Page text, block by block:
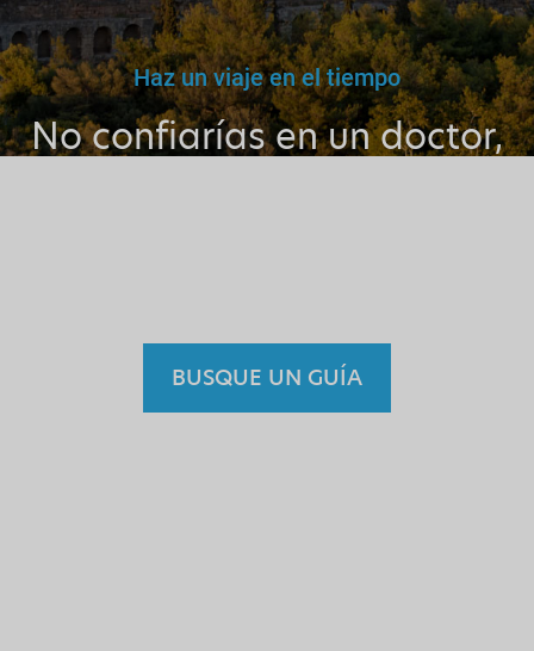
Haz un viaje en el tiempo
No confiarías en un doctor,
BUSQUE UN GUÍA